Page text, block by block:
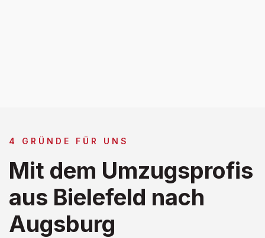
4 GRÜNDE FÜR UNS
Mit dem Umzugsprofis
aus Bielefeld nach
Augsburg